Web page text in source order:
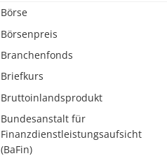
Börse
Börsenpreis
Branchenfonds
Briefkurs
Bruttoinlandsprodukt
Bundesanstalt für
Finanzdienstleistungsaufsicht
(BaFin)